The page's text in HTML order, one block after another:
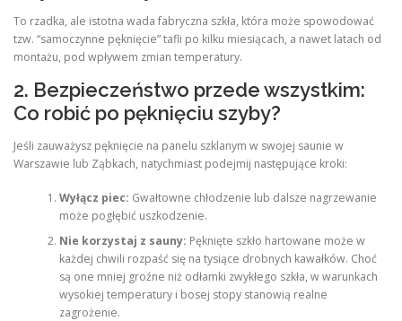
To rzadka, ale istotna wada fabryczna szkła, która może spowodować
tzw. “samoczynne pęknięcie” tafli po kilku miesiącach, a nawet latach od
montażu, pod wpływem zmian temperatury.
2. Bezpieczeństwo przede wszystkim:
Co robić po pęknięciu szyby?
Jeśli zauważysz pęknięcie na panelu szklanym w swojej saunie w
Warszawie lub Ząbkach, natychmiast podejmij następujące kroki:
Wyłącz piec: Gwałtowne chłodzenie lub dalsze nagrzewanie
może pogłębić uszkodzenie.
Nie korzystaj z sauny: Pęknięte szkło hartowane może w
każdej chwili rozpaść się na tysiące drobnych kawałków. Choć
są one mniej groźne niż odłamki zwykłego szkła, w warunkach
wysokiej temperatury i bosej stopy stanowią realne
zagrożenie.